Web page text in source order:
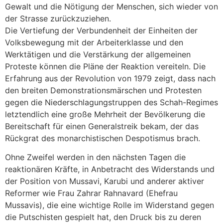
Gewalt und die Nötigung der Menschen, sich wieder von
der Strasse zurückzuziehen.
Die Vertiefung der Verbundenheit der Einheiten der
Volksbewegung mit der Arbeiterklasse und den
Werktätigen und die Verstärkung der allgemeinen
Proteste können die Pläne der Reaktion vereiteln. Die
Erfahrung aus der Revolution von 1979 zeigt, dass nach
den breiten Demonstrationsmärschen und Protesten
gegen die Niederschlagungstruppen des Schah-Regimes
letztendlich eine große Mehrheit der Bevölkerung die
Bereitschaft für einen Generalstreik bekam, der das
Rückgrat des monarchistischen Despotismus brach.
Ohne Zweifel werden in den nächsten Tagen die
reaktionären Kräfte, in Anbetracht des Widerstands und
der Position von Mussavi, Karubi und anderer aktiver
Reformer wie Frau Zahrar Rahnavard (Ehefrau
Mussavis), die eine wichtige Rolle im Widerstand gegen
die Putschisten gespielt hat, den Druck bis zu deren